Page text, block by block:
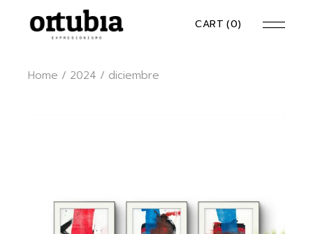
content
CART (0)
Home 2024 diciembre